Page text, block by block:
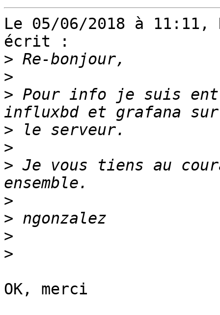
Le 05/06/2018 à
écrit :
>
>
> Pour info je suis
>
>
> Je vous tiens au
>
>
>
>
OK, merci